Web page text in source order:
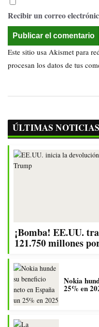
Recibir un correo
Este sitio usa Akismet para
procesan los datos de tus
ÚLTIMAS NOTICIAS
¡Bomba! EE.UU.
121.750 millones
Nokia
25% en